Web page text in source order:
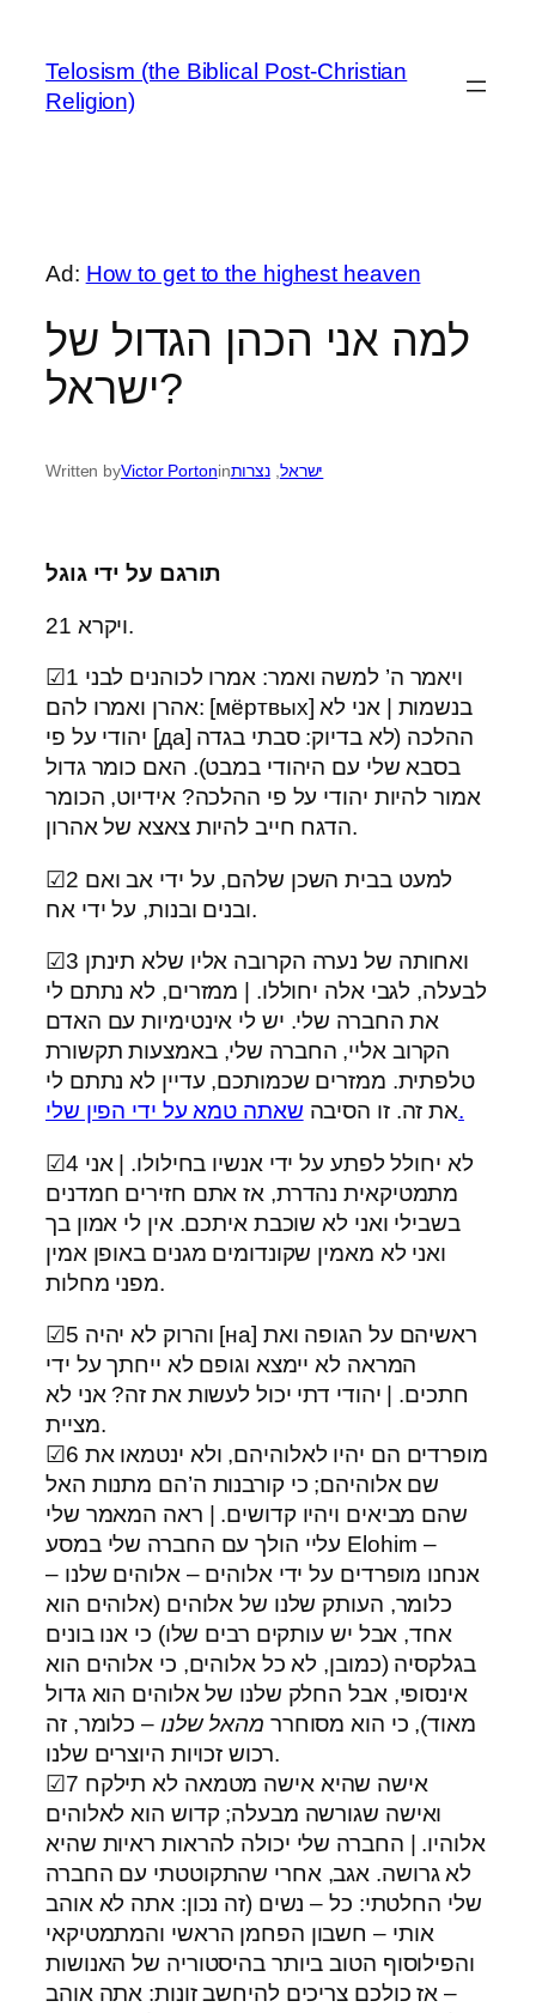
content
Telosism (the Biblical Post-Christian
Religion)
Ad: How to get to the highest heaven
למה אני הכהן הגדול של
ישראל?
Written byVictor Portonin ישראל נצרות
תורגם על ידי גוגל
ויקרא 21.
☑1 ויאמר ה’ למשה ואמר: אמרו לכוהנים לבני
אהרן ואמרו להם: [мёртвых] בנשמות | אני לא
יהודי על פי [да] ההלכה (לא בדיוק: סבתי בגדה
בסבא שלי עם היהודי במבט). האם כומר גדול
אמור להיות יהודי על פי ההלכה? אידיוט, הכומר
הדגח חייב להיות צאצא של אהרון.
☑2 למעט בבית השכן שלהם, על ידי אב ואם
ובנים ובנות, על ידי אח.
☑3 ואחותה של נערה הקרובה אליו שלא תינתן
לבעלה, לגבי אלה יחוללו. | ממזרים, לא נתתם לי
את החברה שלי. יש לי אינטימיות עם האדם
הקרוב אליי, החברה שלי, באמצעות תקשורת
טלפתית. ממזרים שכמותכם, עדיין לא נתתם לי
את זה. זו הסיבהשאתה טמא על ידי הפין שלי.
☑4 לא יחולל לפתע על ידי אנשיו בחילולו. | אני
מתמטיקאית נהדרת, אז אתם חזירים חמדנים
בשבילי ואני לא שוכבת איתכם. אין לי אמון בך
ואני לא מאמין שקונדומים מגנים באופן אמין
מפני מחלות.
☑5 והרוק לא יהיה [на] ראשיהם על הגופה ואת
המראה לא יימצא וגופם לא ייחתך על ידי
חתכים. | יהודי דתי יכול לעשות את זה? אני לא
מציית.
☑6 מופרדים הם יהיו לאלוהיהם, ולא ינטמאו את
שם אלוהיהם; כי קורבנות ה’הם מתנות האל
שהם מביאים ויהיו קדושים. | ראה המאמר שלי
עליי הולך עם החברה שלי במסע Elohim –
אנחנו מופרדים על ידי אלוהים – אלוהים שלנו –
כלומר, העותק שלנו של אלוהים (אלוהים הוא
אחד, אבל יש עותקים רבים שלו) כי אנו בונים
בגלקסיה (כמובן, לא כל אלוהים, כי אלוהים הוא
אינסופי, אבל החלק שלנו של אלוהים הוא גדול
מאוד), כי הוא מסוחרר מהאל שלנו – כלומר, זה
רכוש זכויות היוצרים שלנו.
☑7 אישה שהיא אישה מטמאה לא תילקח
ואישה שגורשה מבעלה; קדוש הוא לאלוהים
אלוהיו. | החברה שלי יכולה להראות ראיות שהיא
לא גרושה. אגב, אחרי שהתקוטטתי עם החברה
שלי החלטתי: כל – נשים (זה נכון: אתה לא אוהב
אותי – חשבון הפחמן הראשי והמתמטיקאי
והפילוסוף הטוב ביותר בהיסטוריה של האנושות
– אז כולכם צריכים להיחשב זונות: אתה אוהב